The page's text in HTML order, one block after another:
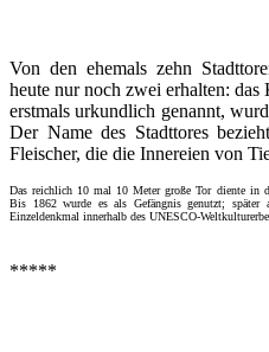
Von den ehemals zehn
heute nur noch zwei erhalten:
erstmals urkundlich genannt,
Der Name des Stadttores
Fleischer, die die Innereien von
Das reichlich 10 mal 10 Meter große Tor diente in
Bis 1862 wurde es als Gefängnis genutzt; später
Einzeldenkmal innerhalb des UNESCO-
*****